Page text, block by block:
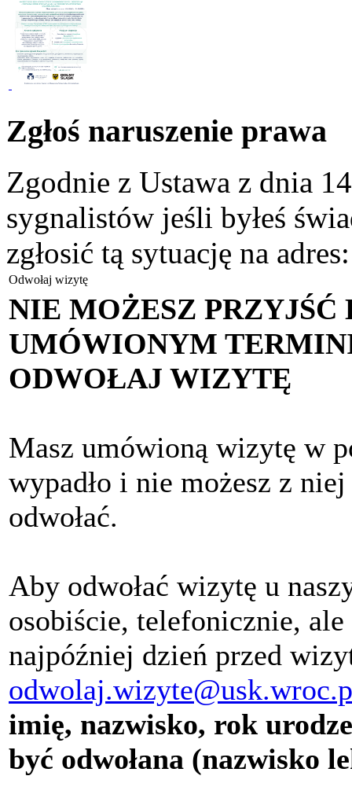
Zgłoś naruszenie prawa
Zgodnie z Ustawa z dnia
sygnalistów jeśli byłeś
zgłosić tą sytuację na
Odwołaj wizytę
NIE MOŻESZ
UMÓWIONYM
ODWOŁAJ WIZYTĘ
Masz umówioną wizytę w
wypadło i nie możesz z
odwołać.
Aby odwołać wizytę u
osobiście, telefonicznie,
najpóźniej dzień przed
imię, nazwisko, rok
być odwołana (nazwisko